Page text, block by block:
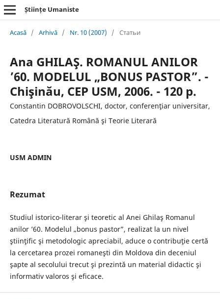
Științe Umaniste
Acasă / Arhivă / Nr. 10 (2007) / Статьи
Ana GHILAŞ. ROMANUL ANILOR
’60. MODELUL „BONUS PASTOR”. -
Chişinău, CEP USM, 2006. - 120 p.
Constantin DOBROVOLSCHI, doctor, conferenţiar universitar,
Catedra Literatură Română şi Teorie Literară
USM ADMIN
Rezumat
Studiul istorico-literar şi teoretic al Anei Ghilaş Romanul
anilor ’60. Modelul „bonus pastor”, realizat la un nivel
ştiinţific şi metodologic apreciabil, aduce o contribuţie certă
la cercetarea prozei romaneşti din Moldova din deceniul
şapte al secolului trecut şi prezintă un material didactic şi
informativ valoros şi eficace.